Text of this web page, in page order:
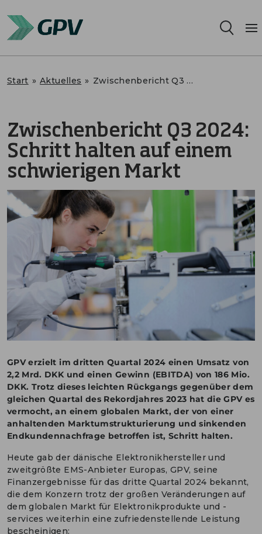
Standorte
Nachhaltigkeit
Karriere
Über uns
ENGLISH
KONTAKT
PORTALE
MEDIEN
Start » Aktuelles » Zwischenbericht Q3 2024: Schritt halten auf einem schwierigen Markt
Zwischenbericht Q3 2024:
Schritt halten auf einem
schwierigen Markt
GPV erzielt im dritten Quartal 2024 einen Umsatz von
2,2 Mrd. DKK und einen Gewinn (EBITDA) von 186 Mio.
DKK. Trotz dieses leichten Rückgangs gegenüber dem
gleichen Quartal des Rekordjahres 2023 hat die GPV es
vermocht, an einem globalen Markt, der von einer
anhaltenden Marktumstrukturierung und sinkenden
Endkundennachfrage betroffen ist, Schritt halten.
Heute gab der dänische Elektronikhersteller und
zweitgrößte EMS-Anbieter Europas, GPV, seine
Finanzergebnisse für das dritte Quartal 2024 bekannt,
die dem Konzern trotz der großen Veränderungen auf
dem globalen Markt für Elektronikprodukte und -
services weiterhin eine zufriedenstellende Leistung
bescheinigen: